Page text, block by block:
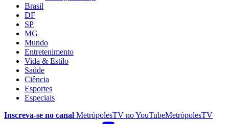
Brasil
DF
SP
MG
Mundo
Entretenimento
Vida & Estilo
Saúde
Ciência
Esportes
Especiais
Inscreva-se no canal MetrópolesTV noYouTubeMetrópolesTV